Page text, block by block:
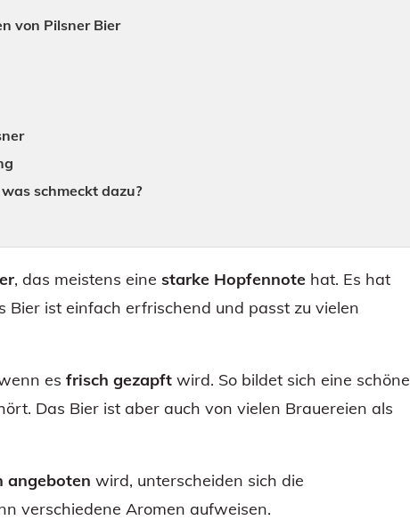
von Pilsner Bier
schmeckt dazu?
, das meistens eine starke Hopfennote hat. Es hat
Bier ist einfach erfrischend und passt zu vielen
es frisch gezapft wird. So bildet sich eine schöne
Das Bier ist aber auch von vielen Brauereien als
angeboten wird, unterscheiden sich die
verschiedene Aromen aufweisen.